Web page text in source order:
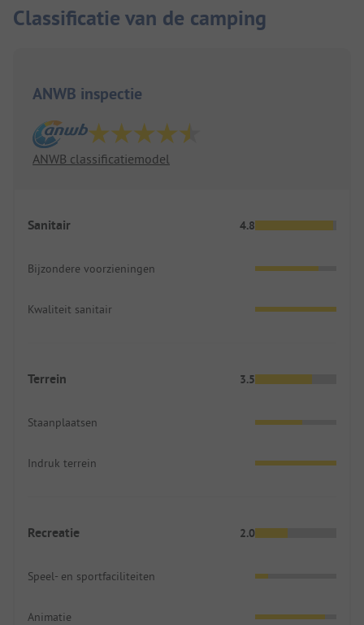
Classificatie van de camping
ANWB inspectie
ANWB classificatiemodel
Sanitair 4.8
Bijzondere voorzieningen
Kwaliteit sanitair
Terrein 3.5
Staanplaatsen
Indruk terrein
Recreatie 2.0
Speel- en sportfaciliteiten
Animatie